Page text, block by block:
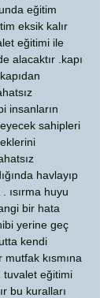
eğitim
eksik kalır
eğitimi ile
alacaktır .kapı
insanların
sahipleri
havlayıp
ısırma huyu
bir hata
yerine geç
kendi
kısmına
tuvalet eğitimi
bu kuralları